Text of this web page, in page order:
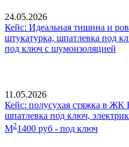
24.05.2026
Кейс: Идеальная тишина и
штукатурка, шпатлевка под
под ключ с шумоизоляцией
11.05.2026
Кейс: полусухая стяжка в ЖК
шпатлевка под ключ,
М21400 руб - под ключ